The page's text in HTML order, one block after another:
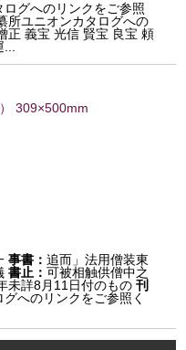
ログへのリンクをご参照
所ユニオンカタログへの
正 義宝 光信 賢宝 良宝 頼
） 309×500mm
事書：追而」法用僧装東
書止：可被相触供僧中之
未詳8月11日付のもの 刊
へのリンクをご参照く